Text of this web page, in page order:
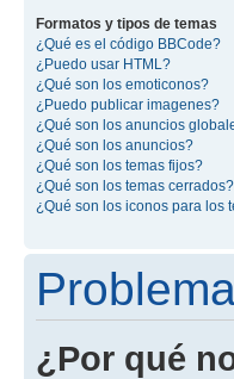
Formatos y tipos de temas
¿Qué es el código BBCode?
¿Puedo usar HTML?
¿Qué son los emoticonos?
¿Puedo publicar imagenes?
¿Qué son los anuncios
¿Qué son los anuncios?
¿Qué son los temas fijos?
¿Qué son los temas cerrados?
¿Qué son los iconos para los
¿Por qué